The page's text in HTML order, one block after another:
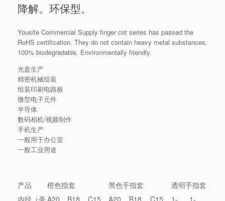
降解。环保型。
Yousite Commercial Supply finger cot series has passed the
RoHS certification. They do not contain heavy metal substances.
100% biodegradable. Environmentally friendly.
光盘生产
精密机械组装
组装印刷电路板
微型电子元件
半导体
数码相机/视频制作
手机生产
一般用于办公室
一般工业用途
产品 橙色指套 黑色手指套
透明手指套
内径（毫A20 B18 C15 A20 B18 C15
1-
1-